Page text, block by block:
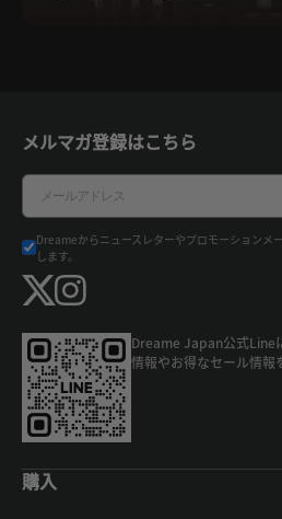
購入
メルマガ登録はこちら
Email
Dreameからニュースレターやプロモーションメ
します。
Dreame Japan公式Line
情報やお得なセール情報